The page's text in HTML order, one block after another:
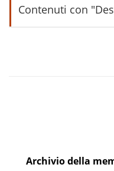
Contenuti con
Archivio della